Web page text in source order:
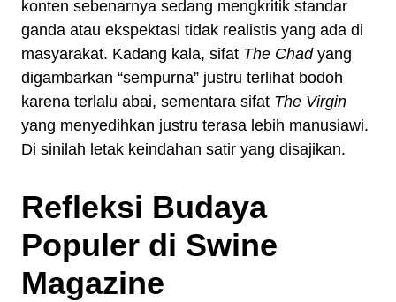
konten sebenarnya sedang mengkritik standar
ganda atau ekspektasi tidak realistis yang ada di
masyarakat. Kadang kala, sifat The Chadyang
digambarkan “sempurna” justru terlihat bodoh
karena terlalu abai, sementara sifat The Virgin
yang menyedihkan justru terasa lebih manusiawi.
Di sinilah letak keindahan satir yang disajikan.
Refleksi Budaya
Populer di Swine
Magazine